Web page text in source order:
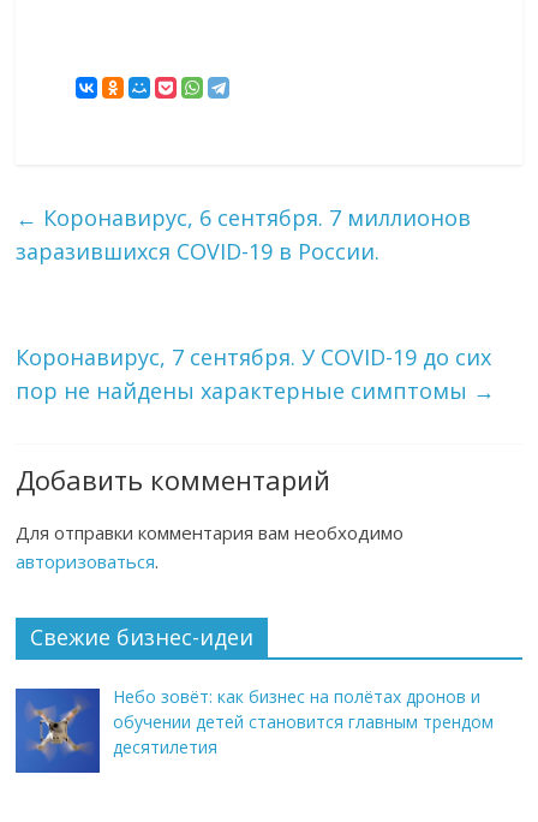
← Коронавирус, 6 сентября. 7 миллионов
заразившихся COVID-19 в России.
Коронавирус, 7 сентября. У COVID-19 до сих
пор не найдены характерные симптомы →
Добавить комментарий
Для отправки комментария вам необходимо
авторизоваться.
Свежие бизнес-идеи
Небо зовёт: как бизнес на полётах дронов и
обучении детей становится главным трендом
десятилетия